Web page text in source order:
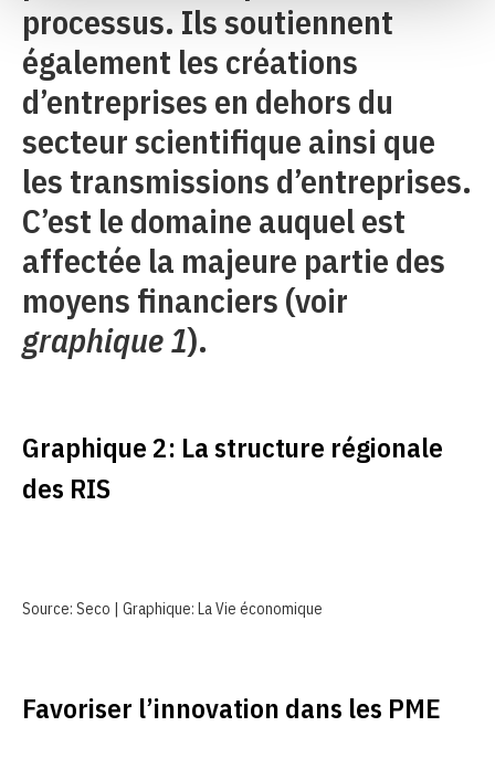
processus. Ils soutiennent
également les créations
d’entreprises en dehors du
secteur scientifique ainsi que
les transmissions d’entreprises.
C’est le domaine auquel est
affectée la majeure partie des
moyens financiers (voir
graphique 1).
Graphique 2: La structure régionale
des RIS
Source: Seco | Graphique: La Vie économique
Favoriser l’innovation dans les PME